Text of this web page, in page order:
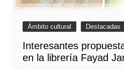
Ámbito cultural Destacadas
Interesantes
en la librería Fayad